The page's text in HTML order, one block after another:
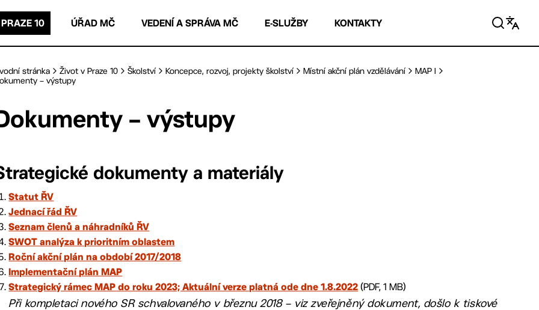
10 ÚŘAD MČ VEDENÍ A SPRÁVA MČ E-SLUŽBY KONTAKTY
stránka Život v Praze 10 Školství Koncepce, rozvoj, projekty školství Místní akční plán vzdělávání
MAP I
– výstupy
– výstupy
dokumenty a materiály
Statut ŘV
Jednací řád ŘV
Seznam členů a náhradníků ŘV
SWOT analýza k prioritním oblastem
Roční akční plán na období 2017/2018
Implementační plán MAP
Strategický rámec MAP do roku 2023; Aktuální verze platná ode dne 1.8.2022 (PDF, 1 MB)
Při kompletaci nového SR schvalovaného v březnu 2018 – viz zveřejněný dokument, došlo k tiskové